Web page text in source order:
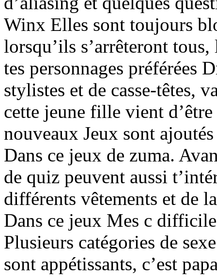
Winx Elles sont toujours
lorsqu’ils s’arrêteront
tes personnages préférées
stylistes et de casse-têtes,
cette jeune fille vient
nouveaux Jeux sont
Dans ce jeux de zuma.
de quiz peuvent aussi
différents vêtements et de
Dans ce jeux Mes c
Plusieurs catégories de
sont appétissants, c’est